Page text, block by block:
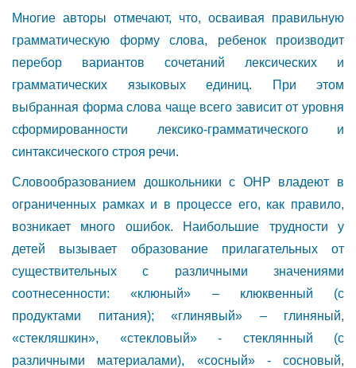
Многие авторы отмечают, что, осваивая правильную
грамматическую форму слова, ребенок производит
перебор вариантов сочетаний лексических и
грамматических языковых единиц. При этом
выбранная форма слова чаще всего зависит от уровня
сформированности лексико-грамматического и
синтаксического строя речи.
Словообразованием дошкольники с ОНР владеют в
ограниченных рамках и в процессе его, как правило,
возникает много ошибок. Наибольшие трудности у
детей вызывает образование прилагательных от
существительных с различными значениями
соотнесенности: «клюный» – клюквенный (с
продуктами питания); «глинявый» – глиняный,
«стекляшкин», «стекловый» - стеклянный (с
различными материалами), «сосный» - сосновый,